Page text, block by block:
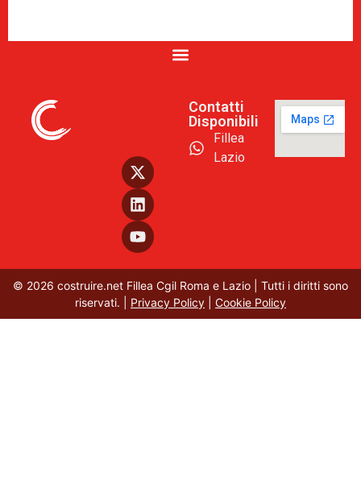
Contatti
Disponibili
Fillea
Lazio
© 2026 costruire.net Fillea Cgil Roma e Lazio | Tutti i diritti sono
riservati. | Privacy Policy Cookie Policy